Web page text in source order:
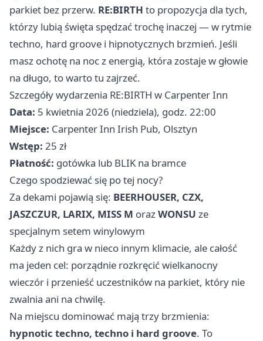
parkiet bez przerw. RE:BIRTH to propozycja dla tych,
którzy lubią święta spędzać trochę inaczej — w rytmie
techno, hard groove i hipnotycznych brzmień. Jeśli
masz ochotę na noc z energią, która zostaje w głowie
na długo, to warto tu zajrzeć.
Szczegóły wydarzenia RE:BIRTH w Carpenter Inn
Data: 5 kwietnia 2026 (niedziela), godz. 22:00
Miejsce: Carpenter Inn Irish Pub, Olsztyn
Wstęp: 25 zł
Płatność: gotówka lub BLIK na bramce
Czego spodziewać się po tej nocy?
Za dekami pojawią się: BEERHOUSER, CZX,
JASZCZUR, LARIX, MISS M orazWONSU ze
specjalnym setem winylowym
Każdy z nich gra w nieco innym klimacie, ale całość
ma jeden cel: porządnie rozkręcić wielkanocny
wieczór i przenieść uczestników na parkiet, który nie
zwalnia ani na chwilę.
Na miejscu dominować mają trzy brzmienia:
hypnotic techno, techno i hard groove. To